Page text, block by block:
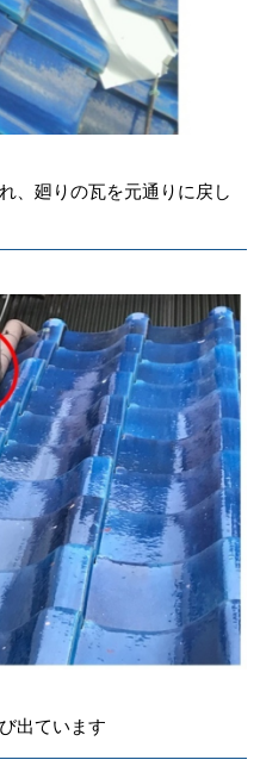
、廻りの瓦を元通りに戻し
出ています